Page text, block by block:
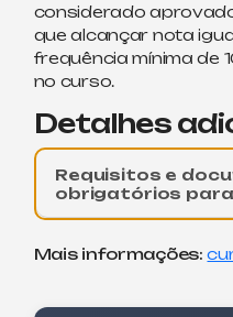
considerado
que alcançar nota
frequência mínima de
no curso.
Detalhes
Requisitos e
obrigatórios
Mais informações: